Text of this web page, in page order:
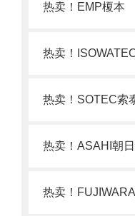
热卖！EMP榎本
热卖！
热卖！SOTEC索
热卖！ASAHI朝
热卖！